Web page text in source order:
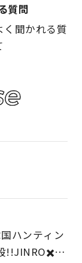
質問
く聞かれる質
ハンティン
!!JINRO✖️三